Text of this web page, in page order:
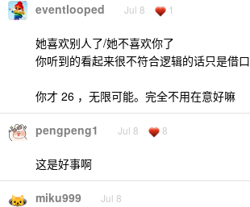
eventlooped Jul 8 1
她喜欢别人了/她不喜欢你了
你听到的看起来很不符合逻辑的话只是借口
你才 26 ，无限可能。完全不用在意好嘛
pengpeng1 Jul 8 8
这是好事啊
miku999 Jul 8